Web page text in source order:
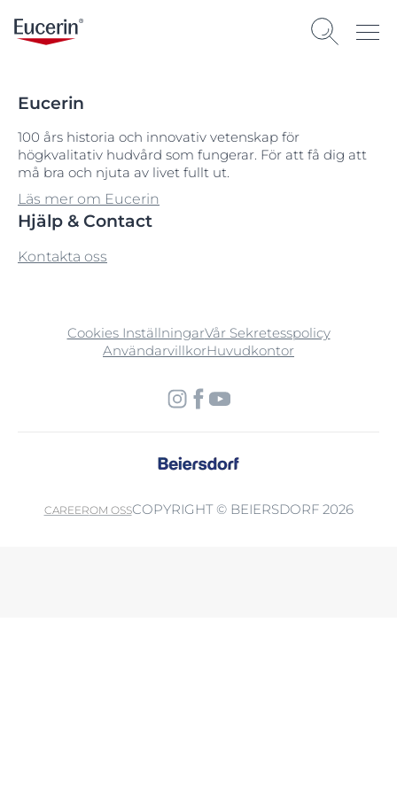
Eucerin
100 års historia och innovativ vetenskap för
högkvalitativ hudvård som fungerar. För att få dig att
må bra och njuta av livet fullt ut.
Läs mer om Eucerin
Hjälp & Contact
Kontakta oss
Cookies InställningarVår Sekretesspolicy
AnvändarvillkorHuvudkontor
CAREEROM OSSCOPYRIGHT © BEIERSDORF 2026